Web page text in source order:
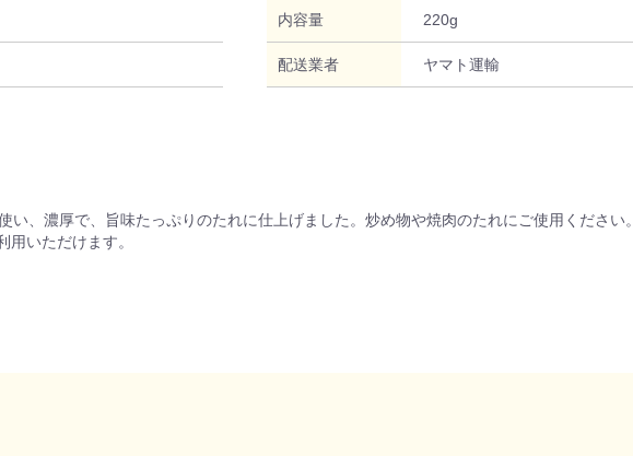
内容量 220g
配送業者 ヤマト運輸
い、濃厚で、旨味たっぷりのたれに仕上げました。炒め物や焼肉のたれにご使用ください。
いただけます。